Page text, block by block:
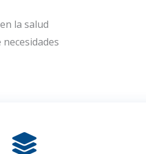
la salud